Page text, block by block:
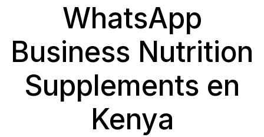
WhatsApp
Business Nutrition
Supplements en
Kenya